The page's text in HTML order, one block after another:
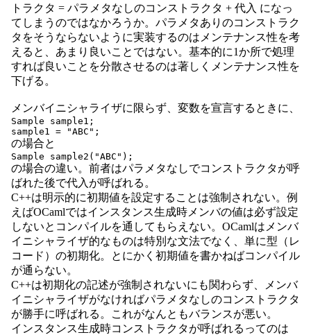
トラクタ = パラメタなしのコンストラクタ + 代入 になっ
てしまうのではなかろうか。パラメタありのコンストラク
タをそうならないように実装するのはメンテナンス性を考
えると、あまり良いことではない。基本的に1か所で処理
すれば良いことを分散させるのは著しくメンテナンス性を
下げる。
メンバイニシャライザに限らず、変数を宣言するときに、
Sample sample1;
sample1 = "ABC";
の場合と
Sample sample2("ABC");
の場合の違い。前者はパラメタなしでコンストラクタが呼
ばれた後で代入が呼ばれる。
C++は明示的に初期値を設定することは強制されない。例
えばOCamlではインスタンス生成時メンバの値は必ず設定
しないとコンパイルを通してもらえない。OCamlはメンバ
イニシャライザ的なものは特別な文法でなく、単に型（レ
コード）の初期化。とにかく初期値を書かねばコンパイル
が通らない。
C++は初期化の記述が強制されないにも関わらず、メンバ
イニシャライザがなければパラメタなしのコンストラクタ
が勝手に呼ばれる。これがなんともバランスが悪い。
インスタンス生成時コンストラクタが呼ばれるってのは